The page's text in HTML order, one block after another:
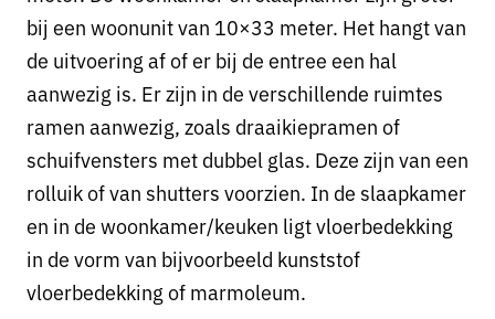
bij een woonunit van 10×33 meter. Het hangt van
de uitvoering af of er bij de entree een hal
aanwezig is. Er zijn in de verschillende ruimtes
ramen aanwezig, zoals draaikiepramen of
schuifvensters met dubbel glas. Deze zijn van een
rolluik of van shutters voorzien. In de slaapkamer
en in de woonkamer/keuken ligt vloerbedekking
in de vorm van bijvoorbeeld kunststof
vloerbedekking of marmoleum.